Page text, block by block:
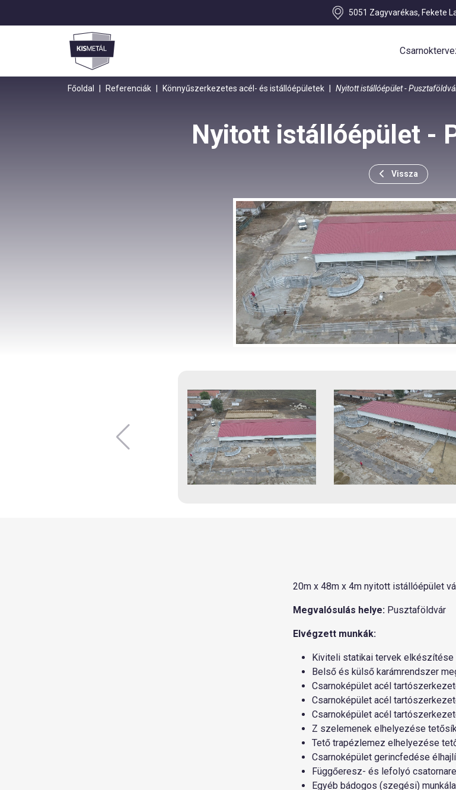
5051 Zagyvarékas, Fekete
Főoldal Referenciák Könnyűszerkezetes acél- és istállóépületek Nyitott istállóépület -
Nyitott istállóépület -
Vissza
20m x 48m x 4m nyitott istállóépület
Megvalósulás helye: Pusztaföldvár
Elvégzett munkák:
Kiviteli statikai tervek elkészítése
Belső és külső karámrendszer
Csarnoképület acél
Csarnoképület acél
Csarnoképület acél
Z szelemenek elhelyezése
Tető trapézlemez elhelyezése
Csarnoképület gerincfedése
Függőeresz- és lefolyó
Egyéb bádogos (szegési)